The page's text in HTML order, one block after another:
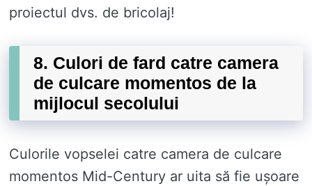
proiectul dvs. de bricolaj!
8. Culori de fard catre camera
de culcare momentos de la
mijlocul secolului
Culorile vopselei catre camera de culcare
momentos Mid-Century ar uita să fie ușoare